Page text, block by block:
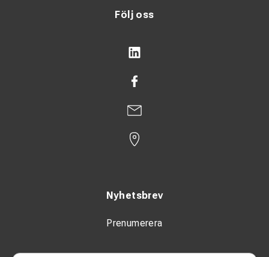
Följ oss
Nyhetsbrev
Prenumerera